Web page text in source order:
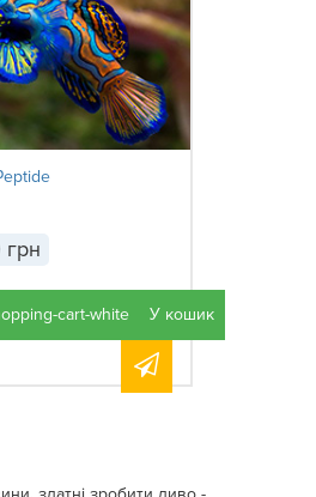
грн
У кошик